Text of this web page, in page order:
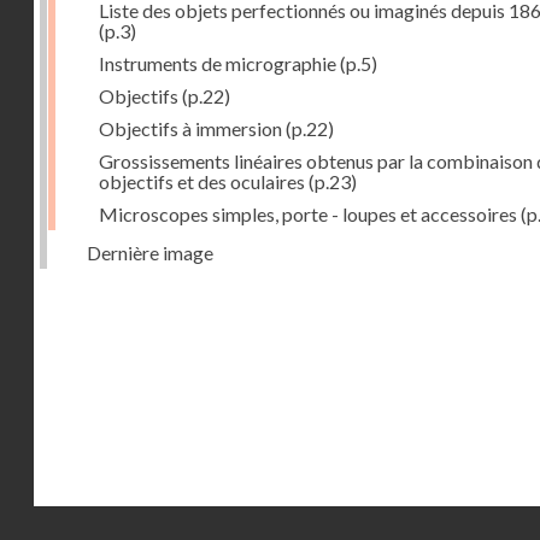
Liste des objets perfectionnés ou imaginés depuis
(p.3)
Instruments de micrographie(p.5)
Objectifs (p.22)
Objectifs à immersion(p.22)
Grossissements linéaires obtenus par la combinaison
objectifs et des oculaires (p.23)
Microscopes simples, porte - loupes et accessoires
Dernière image